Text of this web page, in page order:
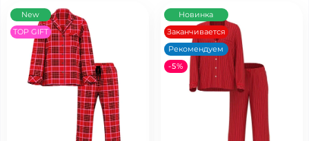
New
TOP GIFT
Новинка
Заканчивается
Рекомендуем
-5%